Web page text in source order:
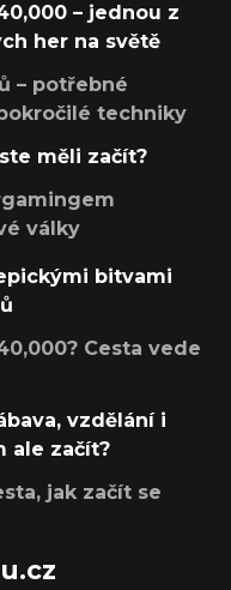
– jednou z
her na světě
– potřebné
techniky
měli začít?
války
bitvami
Cesta vede
vzdělání i
ale začít?
jak začít se